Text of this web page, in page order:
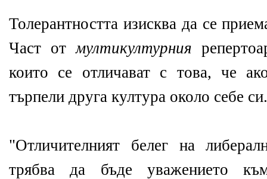
Толерантността изисква да се
Част отмултикултурния
които се отличават с това, че
търпели друга култура около себе си.
"Отличителният белег на
трябва да бъде уважението